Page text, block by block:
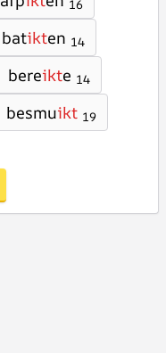
16
batikten 14
bereikte 14
besmuikt 19